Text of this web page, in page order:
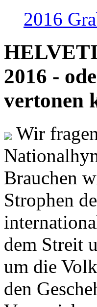
2016
2016 -
vertonen
Wir
Brauchen
Strophen
dem Streit
um die
den